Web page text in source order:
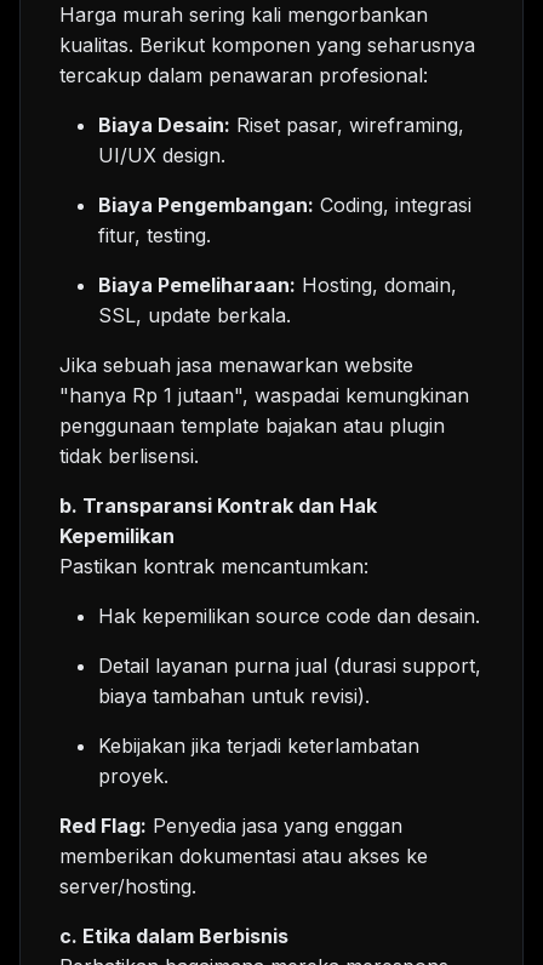
Harga murah sering kali mengorbankan
kualitas. Berikut komponen yang seharusnya
tercakup dalam penawaran profesional:
Biaya Desain: Riset pasar, wireframing,
UI/UX design.
Biaya Pengembangan: Coding, integrasi
fitur, testing.
Biaya Pemeliharaan: Hosting, domain,
SSL, update berkala.
Jika sebuah jasa menawarkan website
"hanya Rp 1 jutaan", waspadai kemungkinan
penggunaan template bajakan atau plugin
tidak berlisensi.
b. Transparansi Kontrak dan Hak
Kepemilikan
Pastikan kontrak mencantumkan:
Hak kepemilikan source code dan desain.
Detail layanan purna jual (durasi support,
biaya tambahan untuk revisi).
Kebijakan jika terjadi keterlambatan
proyek.
Red Flag: Penyedia jasa yang enggan
memberikan dokumentasi atau akses ke
server/hosting.
c. Etika dalam Berbisnis